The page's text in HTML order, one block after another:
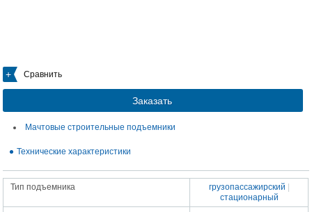
Сравнить
Заказать
Мачтовые строительные подъемники
Технические характеристики
Тип подъемника грузопассажирский
стационарный